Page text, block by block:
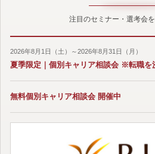
注目のセミナー・選考会
2026年8月1日（土）～2026年8月31日（月）
夏季限定｜個別キャリア相談会 ※転職を
無料個別キャリア相談会 開催中